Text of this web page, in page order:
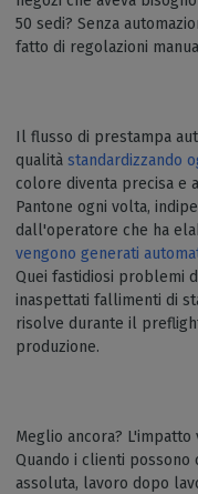
50 sedi? Senza
fatto di regolazioni
Il flusso di prestampa
qualità standardizzando
colore diventa precisa e
Pantone ogni volta,
dall'operatore che ha
vengono generati
Quei fastidiosi problemi
inaspettati fallimenti di
risolve durante il
produzione.
Meglio ancora?
Quando i clienti possono
assoluta, lavoro dopo